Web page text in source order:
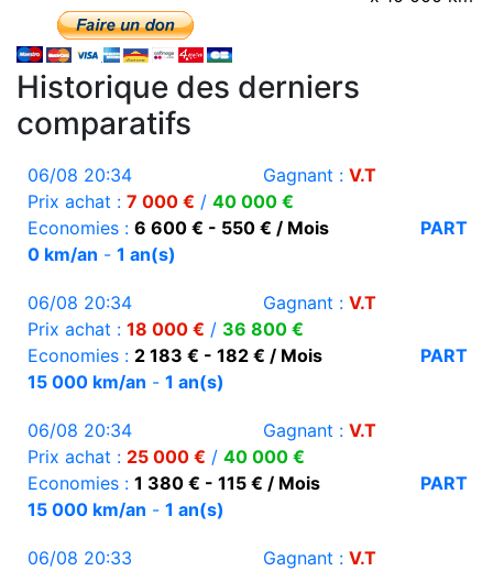
Historique des derniers
comparatifs
06/08 20:34 Gagnant : V.T
Prix achat : 7 000 € / 40 000 €
Economies : 6 600 € - 550 € / Mois
PART
0 km/an - 1 an(s)
06/08 20:34 Gagnant : V.T
Prix achat : 18 000 € / 36 800 €
Economies : 2 183 € - 182 € / Mois
PART
15 000 km/an - 1 an(s)
06/08 20:34 Gagnant : V.T
Prix achat : 25 000 € / 40 000 €
Economies : 1 380 € - 115 € / Mois
PART
15 000 km/an - 1 an(s)
06/08 20:33 Gagnant : V.T